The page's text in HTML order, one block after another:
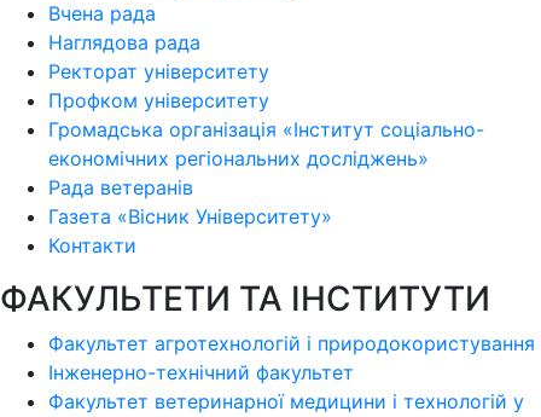
Вчена рада
Наглядова рада
Ректорат університету
Профком університету
Громадська організація «Інститут соціально-
економічних регіональних досліджень»
Рада ветеранів
Газета «Вісник Університету»
Контакти
ФАКУЛЬТЕТИ ТА ІНСТИТУТИ
Факультет агротехнологій і природокористування
Інженерно-технічний факультет
Факультет ветеринарної медицини і технологій у